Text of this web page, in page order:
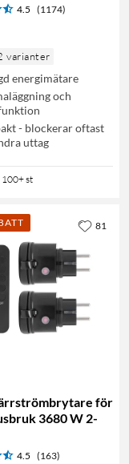
4.5 (1174)
varianter
energimätare
och
- blockerar oftast
uttag
100+ st
för
3680 W 2-
4.5 (163)
81